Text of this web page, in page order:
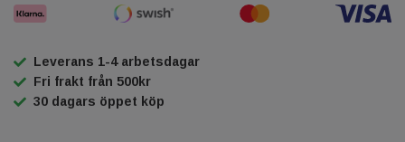
Leverans 1-4 arbetsdagar
Fri frakt från 500kr
30 dagars öppet köp